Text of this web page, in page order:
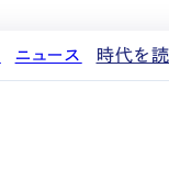
ニュース 時代を